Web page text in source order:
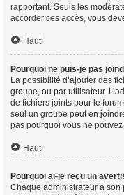
rapportant. Seuls les
accorder ces accès, vous
Haut
Pourquoi ne puis-je pas
La possibilité d’ajouter des
groupe, ou par utilisateur.
de fichiers joints pour le
seul un groupe peut en
pas pourquoi vous ne
Haut
Pourquoi ai-je reçu un
Chaque administrateur a son